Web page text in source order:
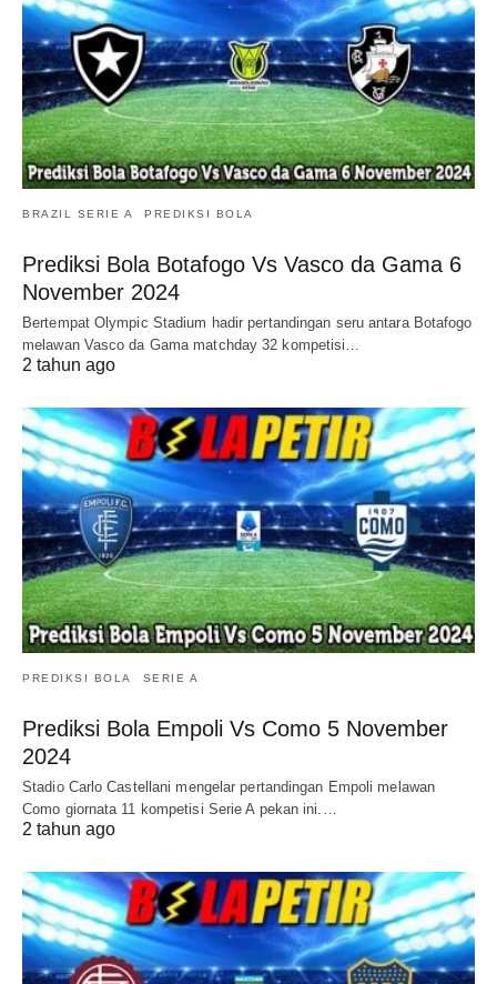
BRAZIL SERIE A PREDIKSI BOLA
Prediksi Bola Botafogo Vs Vasco da Gama 6
November 2024
Bertempat Olympic Stadium hadir pertandingan seru antara Botafogo
melawan Vasco da Gama matchday 32 kompetisi…
2 tahun ago
PREDIKSI BOLA SERIE A
Prediksi Bola Empoli Vs Como 5 November
2024
Stadio Carlo Castellani mengelar pertandingan Empoli melawan
Como giornata 11 kompetisi Serie A pekan ini.…
2 tahun ago